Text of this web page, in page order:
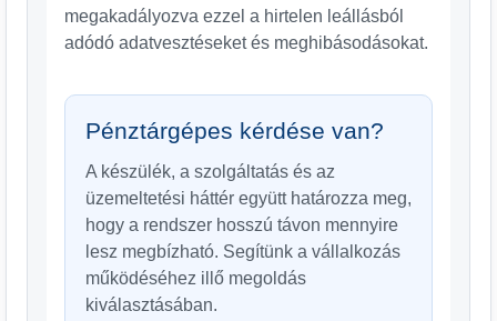
megakadályozva ezzel a hirtelen leállásból
adódó adatvesztéseket és meghibásodásokat.
Pénztárgépes kérdése van?
A készülék, a szolgáltatás és az
üzemeltetési háttér együtt határozza meg,
hogy a rendszer hosszú távon mennyire
lesz megbízható. Segítünk a vállalkozás
működéséhez illő megoldás
kiválasztásában.